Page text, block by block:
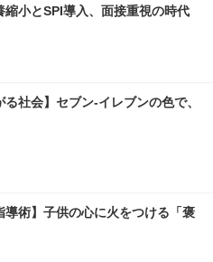
小とSPI導入、面接重視の時代
る社会】セブン‐イレブンの色で、
導術】子供の心に火をつける「褒